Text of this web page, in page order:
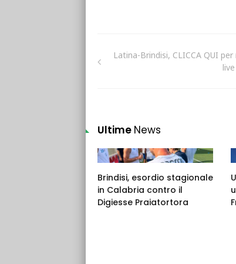
Latina-Brindisi, CLICCA QUI per
Ultime News
Brindisi, esordio stagionale
in Calabria contro il
Digiesse Praiatortora